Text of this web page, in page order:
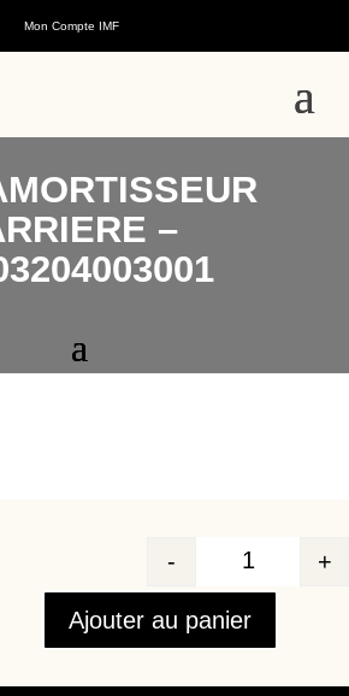
Mon Compte IMF
–
Quantité
- +
Ajouter au panier